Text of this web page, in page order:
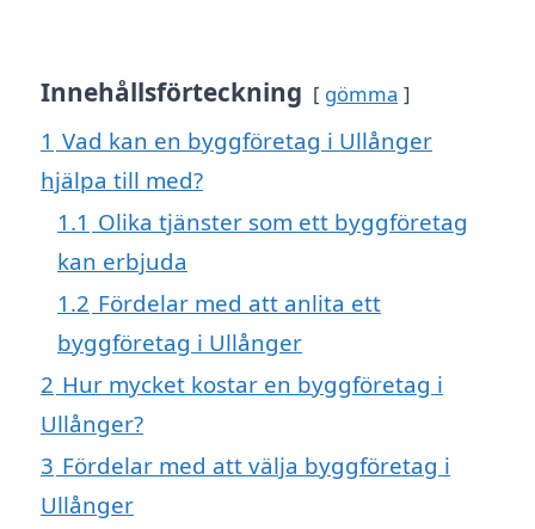
Innehållsförteckning gömma
1 Vad kan en byggföretag i Ullånger
hjälpa till med?
1.1 Olika tjänster som ett byggföretag
kan erbjuda
1.2 Fördelar med att anlita ett
byggföretag i Ullånger
2 Hur mycket kostar en byggföretag i
Ullånger?
3 Fördelar med att välja byggföretag i
Ullånger